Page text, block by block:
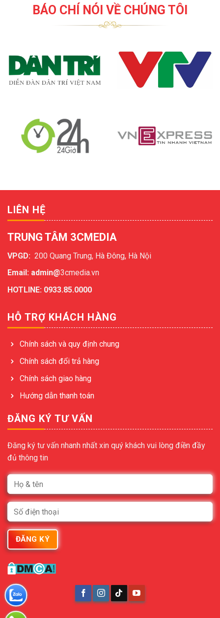
BÁO CHÍ NÓI VỀ CHÚNG TÔI
LIÊN HỆ
TRUNG TÂM 3CMEDIA
VPGD: 200 Quang Trung, Hà Đông, Hà Nội
Email: admin@3cmedia.vn
HOTLINE: 0933.85.0000
HỖ TRỢ KHÁCH HÀNG
Chính sách và quy định chung
Chính sách đổi trả hàng
Chính sách giao hàng
Hướng dẫn thanh toán
ĐĂNG KÝ TƯ VẤN
Đăng ký tư vấn nhanh nhất xin quý khách vui lòng điền đầy
đủ thông tin